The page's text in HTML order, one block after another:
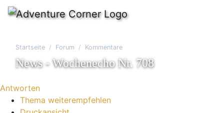
Startseite Forum Kommentare
News - Wochenecho Nr. 708
Antworten
Thema weiterempfehlen